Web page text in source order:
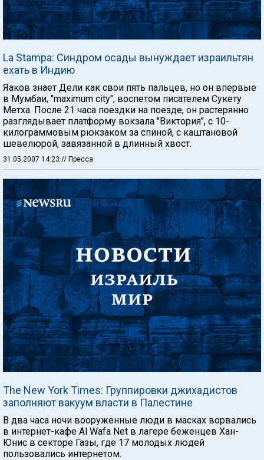
La Stampa: Синдром осады вынуждает израильтян
ехать в Индию
Яаков знает Дели как свои пять пальцев, но он впервые
в Мумбаи, "maximum city", воспетом писателем Сукету
Метха. После 21 часа поездки на поезде, он растерянно
разглядывает платформу вокзала "Виктория", с 10-
килограммовым рюкзаком за спиной, с каштановой
шевелюрой, завязанной в длинный хвост.
31.05.2007 14:23 // Пресса
The New York Times: Группировки джихадистов
заполняют вакуум власти в Палестине
В два часа ночи вооруженные люди в масках ворвались
в интернет-кафе Al Wafa Net в лагере беженцев Хан-
Юнис в секторе Газы, где 17 молодых людей
пользовались интернетом.